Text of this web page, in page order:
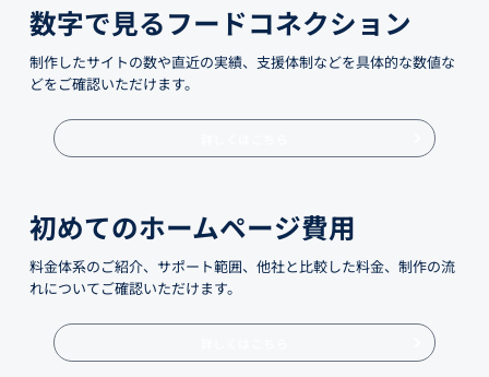
数字で見るフードコネクション
制作したサイトの数や直近の実績、支援体制などを具体的な数値な
どをご確認いただけます。
初めてのホームページ費用
料金体系のご紹介、サポート範囲、他社と比較した料金、制作の流
れについてご確認いただけます。